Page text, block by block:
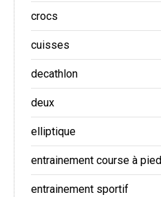
crocs
cuisses
decathlon
deux
elliptique
entrainement course à pied
entrainement sportif